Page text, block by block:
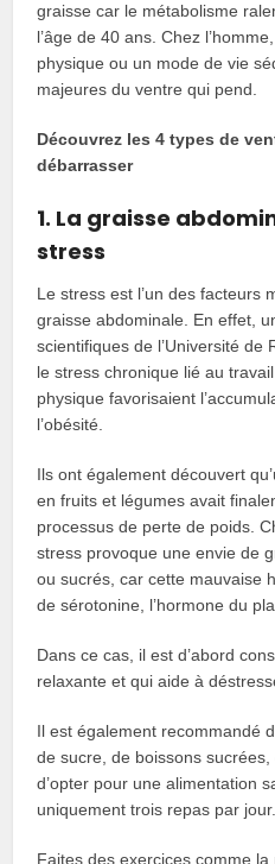
graisse car le métabolisme
l’âge de 40 ans. Chez
physique ou un mode de vie
majeures du ventre qui pend.
Découvrez les 4 types de
débarrasser
1. La graisse
stress
Le stress est l’un des facteurs
graisse abdominale. En effet,
scientifiques de l’Université de
le stress chronique lié au
physique favorisaient
l’obésité.
Ils ont également découvert
en fruits et légumes avait
processus de perte de poids.
stress provoque une envie de
ou sucrés, car cette mauvaise
de sérotonine, l’hormone du
Dans ce cas, il est d’abord
relaxante et qui aide à
Il est également recommandé
de sucre, de boissons
d’opter pour une alimentation
uniquement trois repas par jour.
Faites des exercices comme